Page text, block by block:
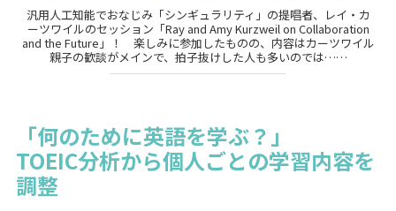
汎用人工知能でおなじみ「シンギュラリティ」の提唱者、レイ・カ
ーツワイルのセッション「Ray and Amy Kurzweil on Collaboration
and the Future」！ 楽しみに参加したものの、内容はカーツワイル
親子の歓談がメインで、拍子抜けした人も多いのでは……
「何のために英語を学ぶ？」
TOEIC分析から個人ごとの学習内容を
調整